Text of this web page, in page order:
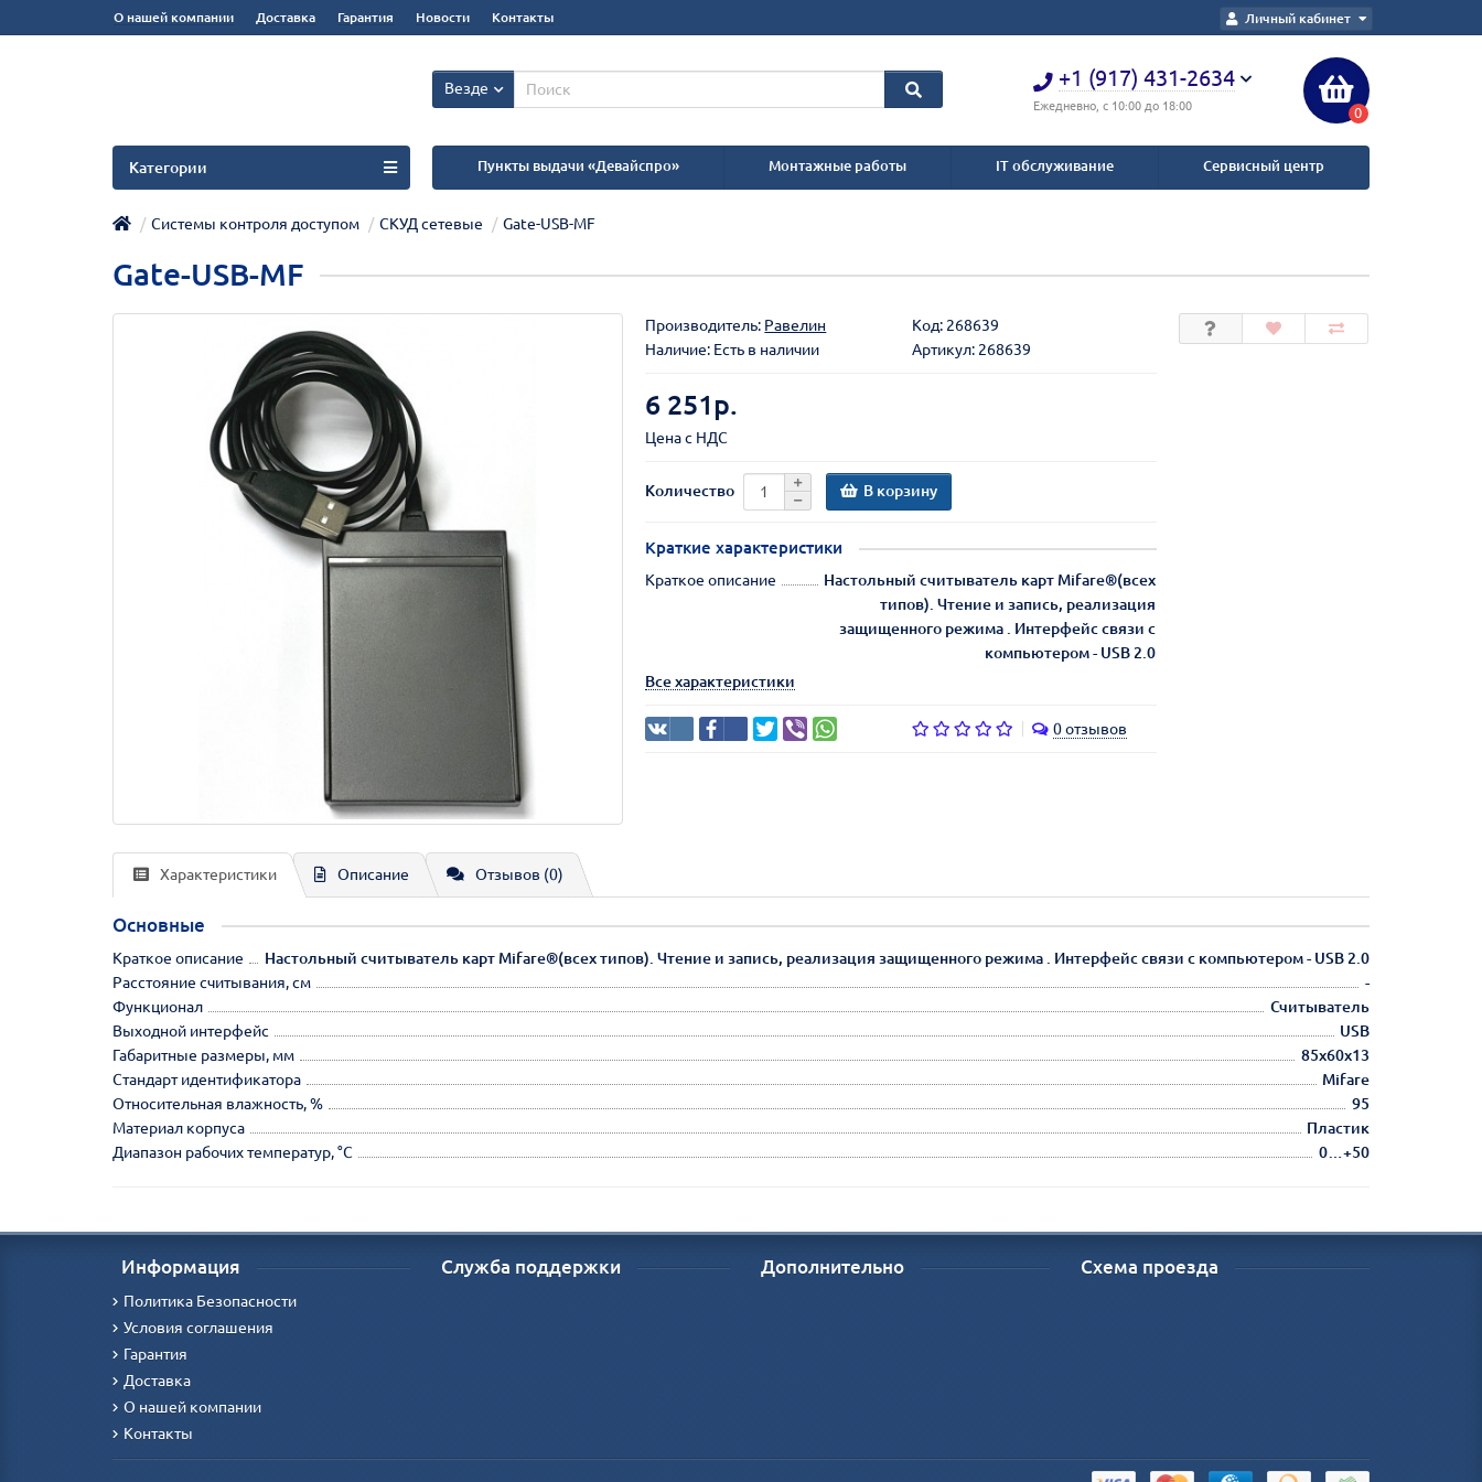
Личный кабинет
О нашей компании Доставка Гарантия Новости Контакты
+1 (917) 431-2634
Ежедневно, с 10:00 до 18:00 0
Везде
Пункты выдачи «Девайспро» Монтажные работы IT обслуживание Сервисный центр
Категории
Системы контроля доступом СКУД сетевые Gate-USB-MF
Gate-USB-MF
Производитель: Равелин Код: 268639
Наличие: Есть в наличии
Артикул: 268639
6 251р.
Цена с НДС
Количество В корзину
Краткие характеристики
Краткое описание
Настольный считыватель карт Mifare®(всех
типов). Чтение и запись, реализация
защищенного режима . Интерфейс связи с
компьютером - USB 2.0
Все характеристики
0 отзывов
Характеристики Описание Отзывов (0)
Основные
Краткое описание
Настольный считыватель карт Mifare®(всех типов). Чтение и запись, реализация защищенного режима . Интерфейс связи с компьютером - USB 2.0
Расстояние считывания, см
-
Функционал
Считыватель
Выходной интерфейс
USB
Габаритные размеры, мм
85х60х13
Стандарт идентификатора
Mifare
Относительная влажность, %
95
Материал корпуса
Пластик
Диапазон рабочих температур, °С
0…+50
Информация
Политика Безопасности
Условия соглашения
Гарантия
Доставка
О нашей компании
Контакты
Служба поддержки Дополнительно Схема проезда